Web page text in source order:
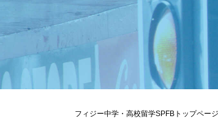
現地
英語
フィジー中学・高校留学SPFBトップページ